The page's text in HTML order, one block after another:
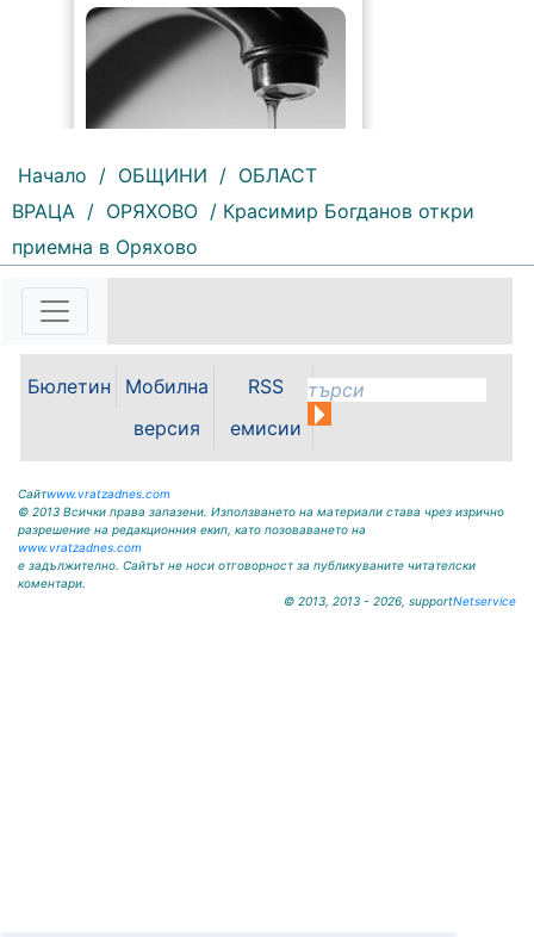
172 | 2026-08-07 10:31:48
"Водоснабдяване и канализация“
ООД – Враца уведомява своите
възникнала аварийна ситуация е
спряно водоподаването в
ул."Никола Вапцаров" днес
07.08.2026г. до отстраняване на
аварията. Тел.: 092 66 11 19 Тел.:
0889 316...
Начало / ОБЩИНИ / ОБЛАСТ
ВРАЦА / ОРЯХОВО / Красимир Богданов откри
приемна в Оряхово
Бюлетин
Мобилна
версия
RSS
емисии
Сайтwww.vratzadnes.com
© 2013 Всички права запазени. Използването на материали става чрез изрично
разрешение на редакционния екип, като позоваването на
www.vratzadnes.com
е задължително. Сайтът не носи отговорност за публикуваните читателски
коментари.
© 2013, 2013 - 2026, supportNetservice